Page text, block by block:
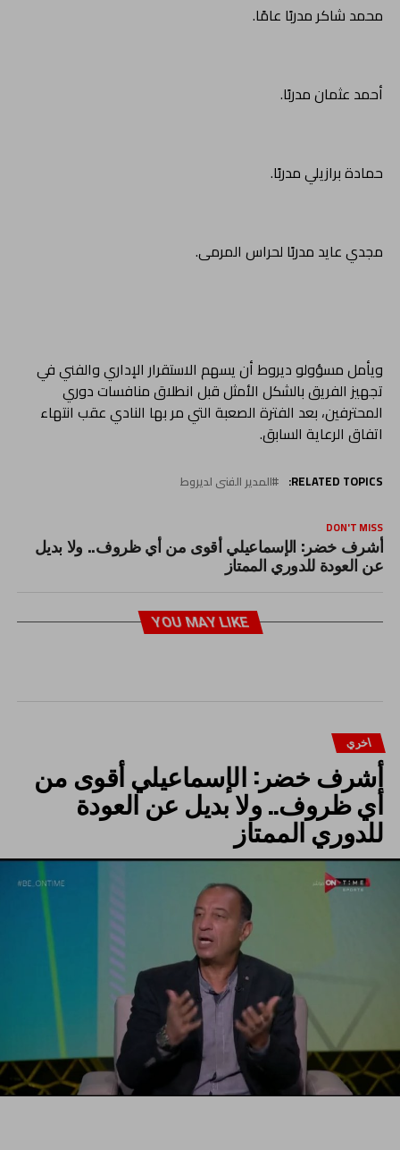
محمد شاكر مدربًا عامًا.
أحمد عثمان مدربًا.
حمادة برازيلي مدربًا.
مجدي عايد مدربًا لحراس المرمى.
ويأمل مسؤولو ديروط أن يسهم الاستقرار الإداري والفني في
تجهيز الفريق بالشكل الأمثل قبل انطلاق منافسات دوري
المحترفين، بعد الفترة الصعبة التي مر بها النادي عقب انتهاء
اتفاق الرعاية السابق.
RELATED TOPICS: المدير الفنى لديروط
DON'T MISS
أشرف خضر: الإسماعيلي أقوى من أي ظروف.. ولا بديل
عن العودة للدوري الممتاز
YOU MAY LIKE
اخري
أشرف خضر: الإسماعيلي أقوى من
أي ظروف.. ولا بديل عن العودة
للدوري الممتاز